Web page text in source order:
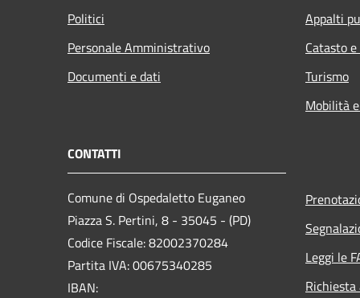
Politici
Personale Amministrativo
Documenti e dati
Appalti
Catasto
Turismo
Mobilità
CONTATTI
Comune di Ospedaletto Euganeo
Piazza S. Pertini, 8 - 35045 - (PD)
Codice Fiscale: 82002370284
Partita IVA: 00675340285
IBAN:
Leggi le